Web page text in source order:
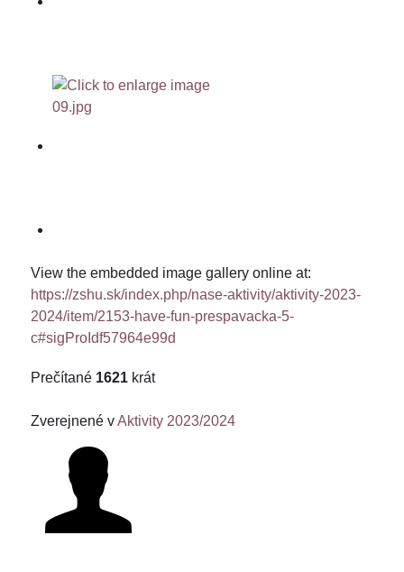
View the embedded image gallery online at:
https://zshu.sk/index.php/nase-aktivity/aktivity-2023-
2024/item/2153-have-fun-prespavacka-5-
c#sigProIdf57964e99d
Prečítané 1621 krát
Zverejnené vAktivity 2023/2024